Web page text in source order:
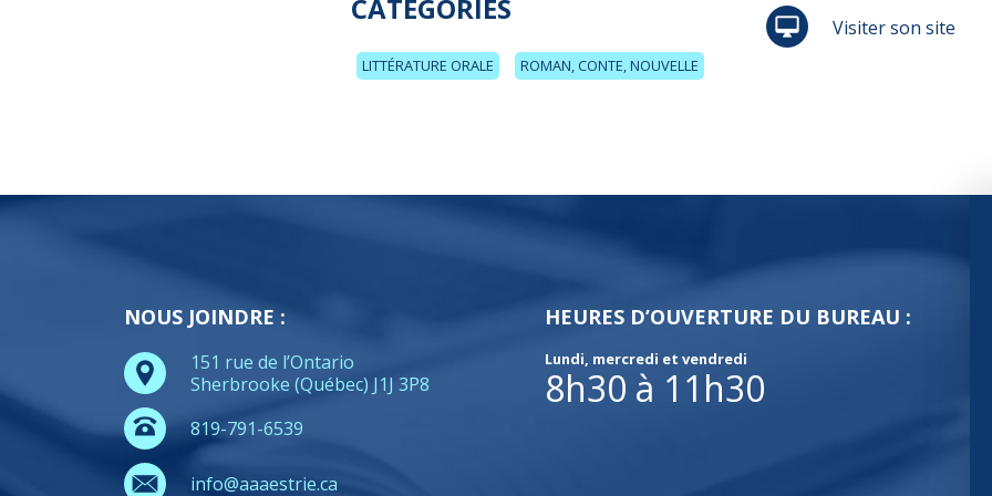
CATÉGORIES
LITTÉRATURE ORALE ROMAN, CONTE, NOUVELLE
Visiter son site
NOUS JOINDRE :
151 rue de l’Ontario
Sherbrooke (Québec) J1J 3P8
819-791-6539
info@aaaestrie.ca
HEURES D’OUVERTURE DU BUREAU :
Lundi, mercredi et vendredi
8h30 à 11h30